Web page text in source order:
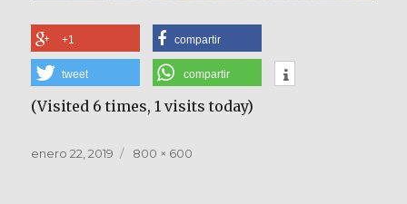
+1 compartir
tweet compartir
(Visited 6 times, 1 visits today)
Publicado
enero 22, 2019
Tamaño
800 × 600